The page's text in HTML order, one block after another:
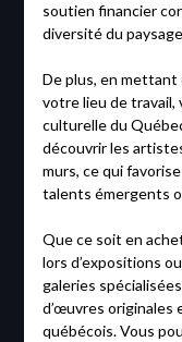
soutien financier
diversité du
De plus, en mettant
votre lieu de travail,
culturelle du
découvrir les
murs, ce qui
talents émergents
Que ce soit en
lors d’expositions
galeries
d’œuvres originales
québécois. Vous